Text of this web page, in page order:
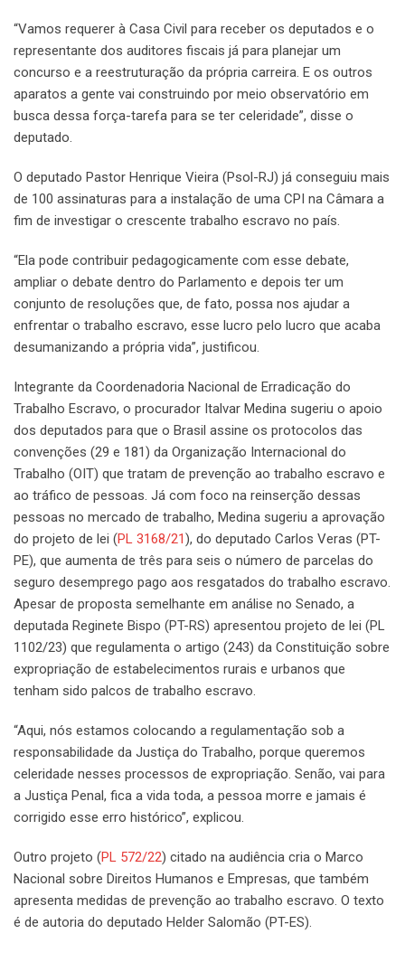
“Vamos requerer à Casa Civil para receber os deputados e o
representante dos auditores fiscais já para planejar um
concurso e a reestruturação da própria carreira. E os outros
aparatos a gente vai construindo por meio observatório em
busca dessa força-tarefa para se ter celeridade”, disse o
deputado.
O deputado Pastor Henrique Vieira (Psol-RJ) já conseguiu mais
de 100 assinaturas para a instalação de uma CPI na Câmara a
fim de investigar o crescente trabalho escravo no país.
“Ela pode contribuir pedagogicamente com esse debate,
ampliar o debate dentro do Parlamento e depois ter um
conjunto de resoluções que, de fato, possa nos ajudar a
enfrentar o trabalho escravo, esse lucro pelo lucro que acaba
desumanizando a própria vida”, justificou.
Integrante da Coordenadoria Nacional de Erradicação do
Trabalho Escravo, o procurador Italvar Medina sugeriu o apoio
dos deputados para que o Brasil assine os protocolos das
convenções (29 e 181) da Organização Internacional do
Trabalho (OIT) que tratam de prevenção ao trabalho escravo e
ao tráfico de pessoas. Já com foco na reinserção dessas
pessoas no mercado de trabalho, Medina sugeriu a aprovação
do projeto de lei (PL 3168/21), do deputado Carlos Veras (PT-
PE), que aumenta de três para seis o número de parcelas do
seguro desemprego pago aos resgatados do trabalho escravo.
Apesar de proposta semelhante em análise no Senado, a
deputada Reginete Bispo (PT-RS) apresentou projeto de lei (PL
1102/23) que regulamenta o artigo (243) da Constituição sobre
expropriação de estabelecimentos rurais e urbanos que
tenham sido palcos de trabalho escravo.
“Aqui, nós estamos colocando a regulamentação sob a
responsabilidade da Justiça do Trabalho, porque queremos
celeridade nesses processos de expropriação. Senão, vai para
a Justiça Penal, fica a vida toda, a pessoa morre e jamais é
corrigido esse erro histórico”, explicou.
Outro projeto (PL 572/22) citado na audiência cria o Marco
Nacional sobre Direitos Humanos e Empresas, que também
apresenta medidas de prevenção ao trabalho escravo. O texto
é de autoria do deputado Helder Salomão (PT-ES).